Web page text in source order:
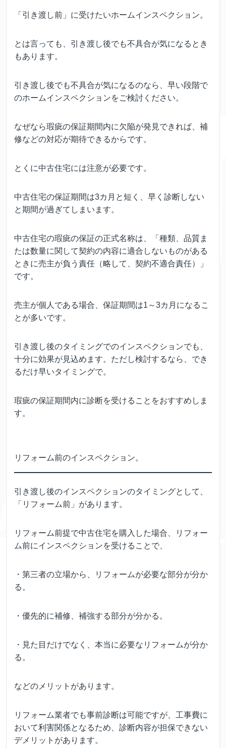
「引き渡し前」に受けたいホームインスペクション。
とは言っても、引き渡し後でも不具合が気になるとき
もあります。
引き渡し後でも不具合が気になるのなら、早い段階で
のホームインスペクションをご検討ください。
なぜなら瑕疵の保証期間内に欠陥が発見できれば、補
修などの対応が期待できるからです。
とくに中古住宅には注意が必要です。
中古住宅の保証期間は3カ月と短く、早く診断しない
と期間が過ぎてしまいます。
中古住宅の瑕疵の保証の正式名称は、「種類、品質ま
たは数量に関して契約の内容に適合しないものがある
ときに売主が負う責任（略して、契約不適合責任）」
です。
売主が個人である場合、保証期間は1～3カ月になるこ
とが多いです。
引き渡し後のタイミングでのインスペクションでも、
十分に効果が見込めます。ただし検討するなら、でき
るだけ早いタイミングで。
瑕疵の保証期間内に診断を受けることをおすすめしま
す。
リフォーム前のインスペクション。
引き渡し後のインスペクションのタイミングとして、
「リフォーム前」があります。
リフォーム前提で中古住宅を購入した場合、リフォー
ム前にインスペクションを受けることで、
・第三者の立場から、リフォームが必要な部分が分か
る。
・優先的に補修、補強する部分が分かる。
・見た目だけでなく、本当に必要なリフォームが分か
る。
などのメリットがあります。
リフォーム業者でも事前診断は可能ですが、工事費に
おいて利害関係となるため、診断内容が担保できない
デメリットがあります。